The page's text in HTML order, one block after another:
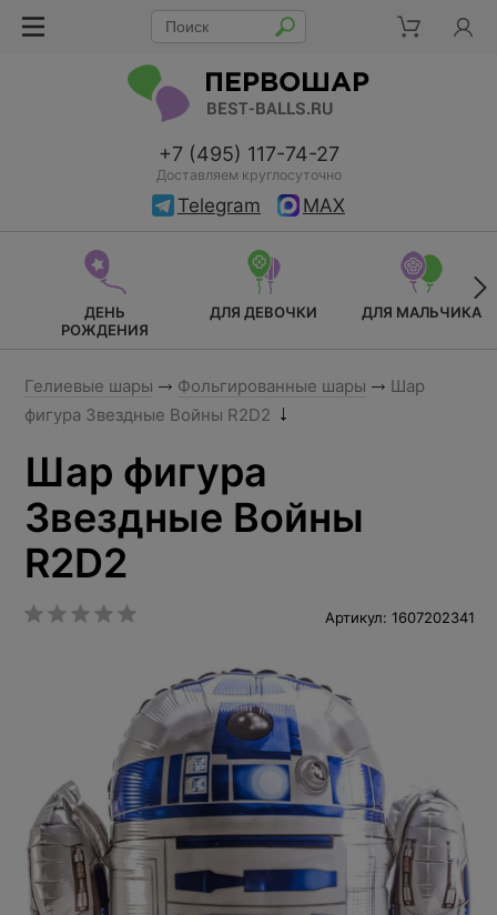
+7 (495) 117-74-27
Доставляем круглосуточно
Telegram MAX
ДЕНЬ
РОЖДЕНИЯ
ДЛЯ ДЕВОЧКИ ДЛЯ МАЛЬЧИКА
Гелиевые шары Фольгированные шары
Шар
фигура Звездные Войны R2D2
Шар фигура
Звездные Войны
R2D2
Артикул: 1607202341